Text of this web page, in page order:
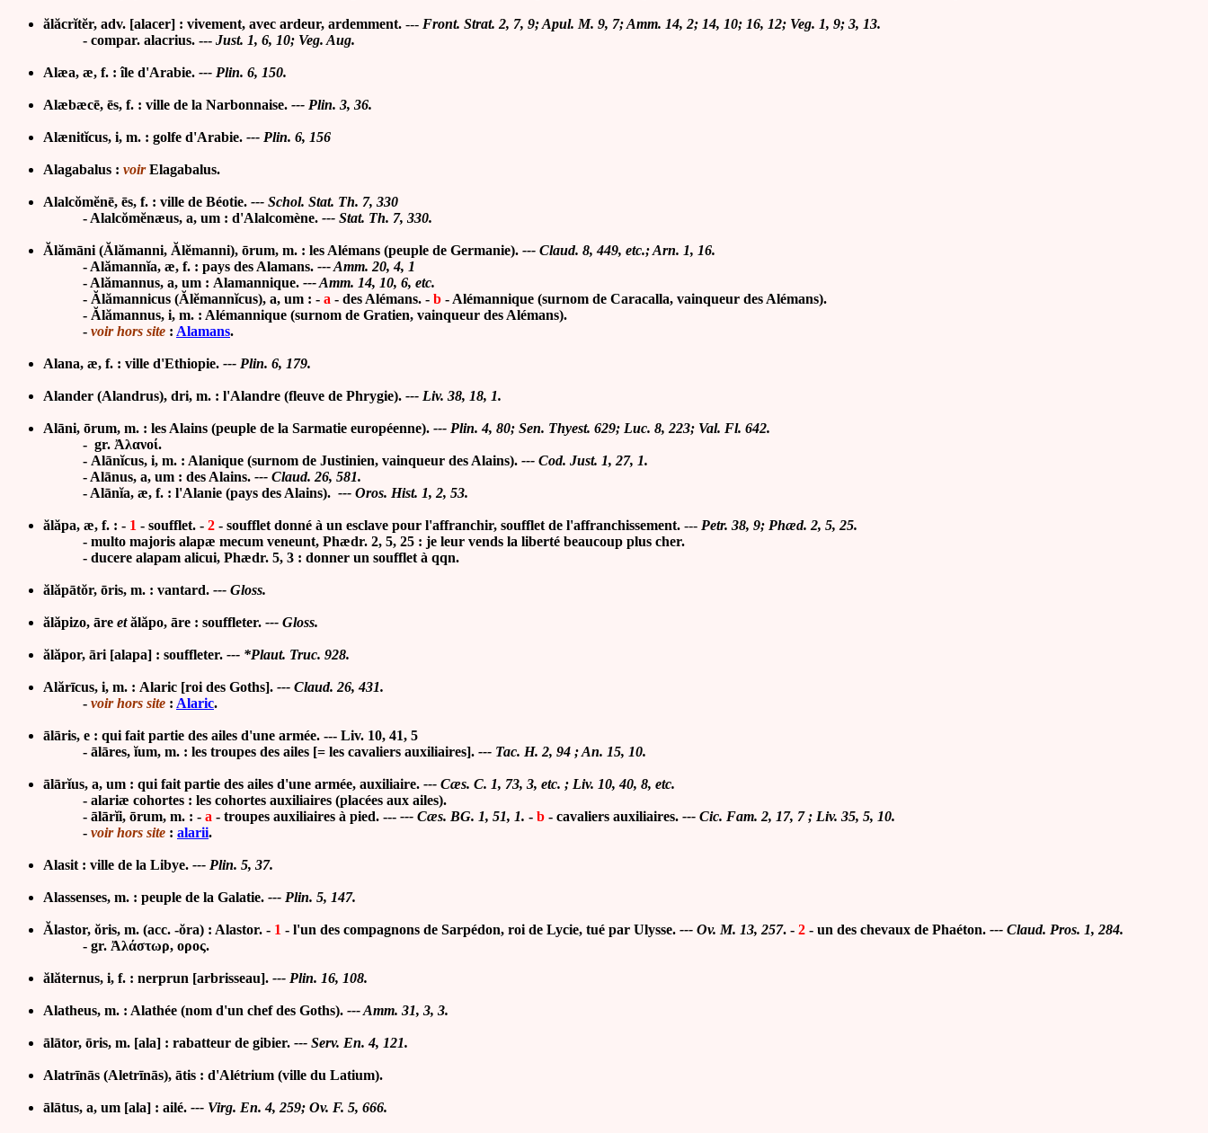
ălăcrĭtĕr, adv. [alacer] : vivement, avec ardeur, ardemment. --- Front. Strat. 2, 7, 9; Apul. M. 9, 7; Amm. 14, 2; 14, 10; 16, 12; Veg. 1, 9; 3, 13.
- compar. alacrius. --- Just. 1, 6, 10; Veg. Aug.
Alæa, æ, f. : île d'Arabie. --- Plin. 6, 150.
Alæbæcē, ēs, f. : ville de la Narbonnaise. --- Plin. 3, 36.
Alænitĭcus, i, m. : golfe d'Arabie. --- Plin. 6, 156
Alagabalus : voirElagabalus.
Alalcŏmĕnē, ēs, f. : ville de Béotie. --- Schol. Stat. Th. 7, 330
- Alalcŏmĕnæus, a, um : d'Alalcomène. --- Stat. Th. 7, 330.
Ălămāni (Ălămanni, Ălĕmanni), ōrum, m. : les Alémans (peuple de Germanie). --- Claud. 8, 449, etc.; Arn. 1, 16.
- Alămannĭa, æ, f. : pays des Alamans. --- Amm. 20, 4, 1
- Alămannus, a, um : Alamannique. --- Amm. 14, 10, 6, etc.
- Ălămannicus (Ălĕmannĭcus), a, um : - a - des Alémans. - b - Alémannique (surnom de Caracalla, vainqueur des Alémans).
- Ălămannus, i, m. : Alémannique (surnom de Gratien, vainqueur des Alémans).
- voir hors site : Alamans.
Alana, æ, f. : ville d'Ethiopie. --- Plin. 6, 179.
Alander (Alandrus), dri, m. : l'Alandre (fleuve de Phrygie). --- Liv. 38, 18, 1.
Alāni, ōrum, m. : les Alains (peuple de la Sarmatie européenne). --- Plin. 4, 80; Sen. Thyest. 629; Luc. 8, 223; Val. Fl. 642.
- gr. Ἀλανοί.
- Alānĭcus, i, m. : Alanique (surnom de Justinien, vainqueur des Alains). --- Cod. Just. 1, 27, 1.
- Alānus, a, um : des Alains. --- Claud. 26, 581.
- Alānĭa, æ, f. : l'Alanie (pays des Alains). --- Oros. Hist. 1, 2, 53.
ălăpa, æ, f. : - 1 - soufflet. - 2 - soufflet donné à un esclave pour l'affranchir, soufflet de l'affranchissement. --- Petr. 38, 9; Phæd. 2, 5, 25.
- multo majoris alapæ mecum veneunt, Phædr. 2, 5, 25 : je leur vends la liberté beaucoup plus cher.
- ducere alapam alicui, Phædr. 5, 3 : donner un soufflet à qqn.
ălăpātŏr, ōris, m. : vantard. --- Gloss.
ălăpizo, āre etălăpo, āre : souffleter. --- Gloss.
ălăpor, āri [alapa] : souffleter. --- *Plaut. Truc. 928.
Alărīcus, i, m. : Alaric [roi des Goths]. --- Claud. 26, 431.
- voir hors site : Alaric.
ālāris, e : qui fait partie des ailes d'une armée. --- Liv. 10, 41, 5
- ālāres, ĭum, m. : les troupes des ailes [= les cavaliers auxiliaires]. --- Tac. H. 2, 94 ; An. 15, 10.
ālārĭus, a, um : qui fait partie des ailes d'une armée, auxiliaire. --- Cæs. C. 1, 73, 3, etc. ; Liv. 10, 40, 8, etc.
- alariæ cohortes : les cohortes auxiliaires (placées aux ailes).
- ālārĭi, ōrum, m. : - a - troupes auxiliaires à pied. --- --- Cæs. BG. 1, 51, 1. - b - cavaliers auxiliaires. --- Cic. Fam. 2, 17, 7 ; Liv. 35, 5, 10.
- voir hors site : alarii.
Alasit : ville de la Libye. --- Plin. 5, 37.
Alassenses, m. : peuple de la Galatie. --- Plin. 5, 147.
Ălastor, ŏris, m. (acc. -ŏra) : Alastor. - 1 - l'un des compagnons de Sarpédon, roi de Lycie, tué par Ulysse. --- Ov. M. 13, 257. - 2 - un des chevaux de Phaéton. --- Claud. Pros. 1, 284.
- gr. Ἀλάστωρ, ορος.
ălăternus, i, f. : nerprun [arbrisseau]. --- Plin. 16, 108.
Alatheus, m. : Alathée (nom d'un chef des Goths). --- Amm. 31, 3, 3.
ālātor, ōris, m. [ala] : rabatteur de gibier. --- Serv. En. 4, 121.
Alatrīnās (Aletrīnās), ātis : d'Alétrium (ville du Latium).
ālātus, a, um [ala] : ailé. --- Virg. En. 4, 259; Ov. F. 5, 666.